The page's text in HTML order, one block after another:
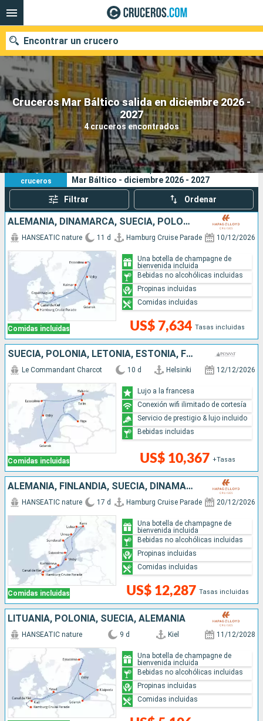
Cruceros Mar Báltico salida en diciembre 2026 -
2027
4 cruceros encontrados
Encontrar un crucero
Nuestros destinos
Fecha de salida
Puertos Compañías
Buscar
4
cruceros
Sus criterios de búsqueda:
Mar Báltico - diciembre 2026 - 2027
Filtrar Ordenar
ALEMANIA, DINAMARCA, SUECIA, POLONIA
Comidas incluidas
HANSEATIC nature 11 d Hamburg Cruise Parade 10/12/2026
US$ 7,634 Tasas incluidas
Una botella de champagne de
bienvenida incluida
Bebidas no alcohólicas incluidas
Propinas incluidas
Comidas incluidas
SUECIA, POLONIA, LETONIA, ESTONIA, FINLANDIA
Comidas incluidas
Le Commandant Charcot 10 d Helsinki 12/12/2026
US$ 10,367 +Tasas
Lujo a la francesa
Conexión wifi ilimitado de cortesía
Servicio de prestigio & lujo incluido
Bebidas incluidas
ALEMANIA, FINLANDIA, SUECIA, DINAMARCA
Comidas incluidas
HANSEATIC nature 17 d Hamburg Cruise Parade 20/12/2026
US$ 12,287 Tasas incluidas
Una botella de champagne de
bienvenida incluida
Bebidas no alcohólicas incluidas
Propinas incluidas
Comidas incluidas
LITUANIA, POLONIA, SUECIA, ALEMANIA
HANSEATIC nature 9 d Kiel 11/12/2028
Una botella de champagne de
bienvenida incluida
Bebidas no alcohólicas incluidas
Propinas incluidas
Comidas incluidas